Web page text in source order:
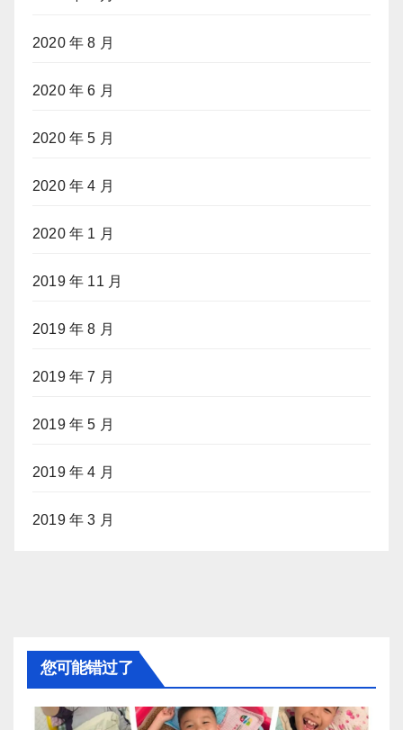
2020 年 8 月
2020 年 6 月
2020 年 5 月
2020 年 4 月
2020 年 1 月
2019 年 11 月
2019 年 8 月
2019 年 7 月
2019 年 5 月
2019 年 4 月
2019 年 3 月
您可能错过了